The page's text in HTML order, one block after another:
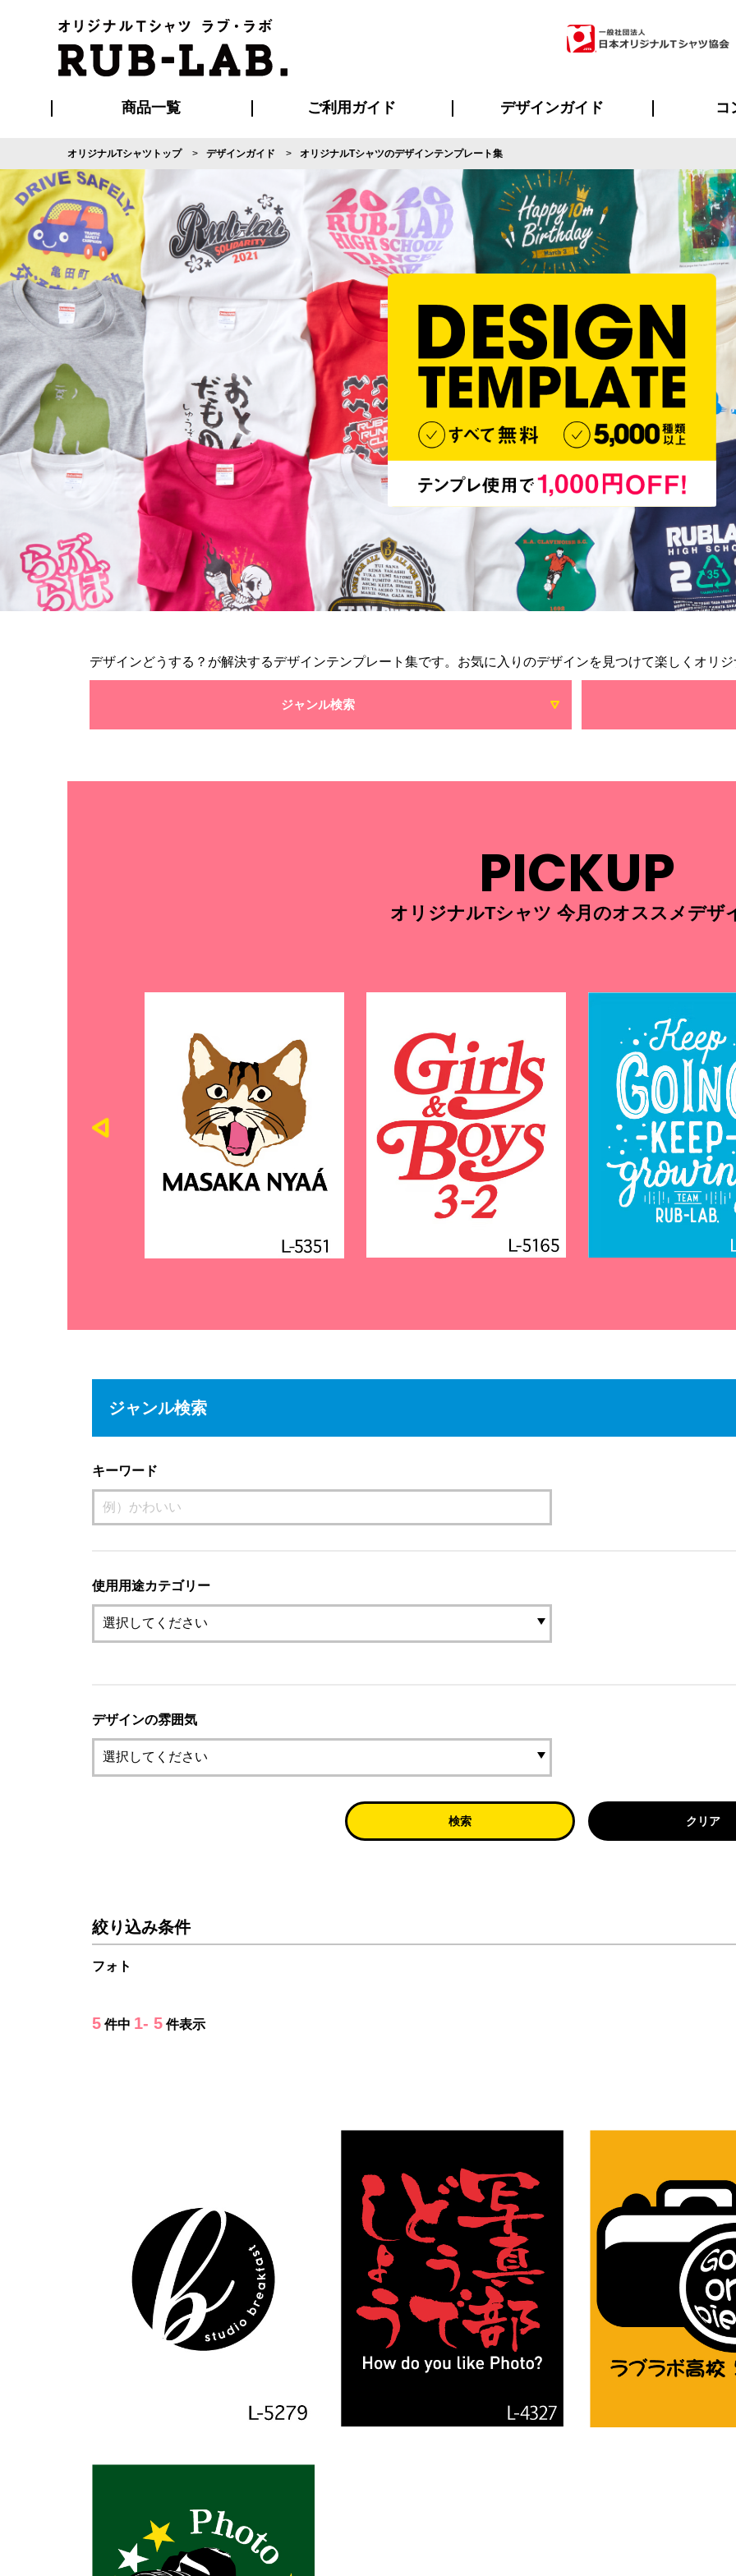
商品一覧
Tシャツ ポロシャツ パーカー・スウェット
ブルゾン・コート セットアップ・ジャージ ツナギ スポー
ハッピ キャップ・バンダナ グッズ全般 の
ご利用ガイド
ご利用ガイド
はじめての方へ
再注文の方へ
お支払い方法について
割引まとめページ
発送・特急サービスについて
版の保管期限について
マイページ会員のメリット
よくあるご質問
デザインガイド
デザイン入稿について
デザイン料について
デザインテンプレート集
デザインシミュレーター
書体一覧（フォント集）
プリント・加工一覧
コ
オリジナルTシャツトップ デザインガイド オリジナルTシャツのデザインテンプレート集
デザインどうする？が解決するデザインテンプレート集です。お気に入りのデザインを見つけて楽しくオリ
ジャンル検索
PICKUP
オリジナルTシャツ 今月のオススメデザ
ジャンル検索
キーワード
使用用途カテゴリー
デザインの雰囲気
検索 クリア
絞り込み条件
フォト
5 件中 1- 5 件表示